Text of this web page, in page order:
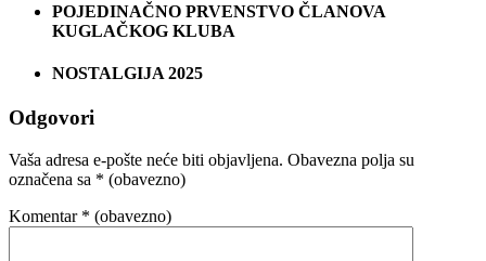
POJEDINAČNO PRVENSTVO ČLANOVA
KUGLAČKOG KLUBA
NOSTALGIJA 2025
Odgovori
Vaša adresa e-pošte neće biti objavljena. Obavezna polja su
označena sa * (obavezno)
Komentar * (obavezno)